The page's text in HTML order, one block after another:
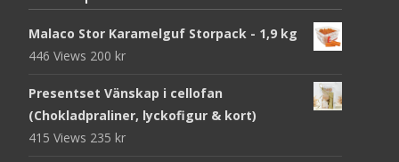
Malaco Stor Karamelguf Storpack - 1,9 kg
446 Views 200 kr
Presentset Vänskap i cellofan
(Chokladpraliner, lyckofigur & kort)
415 Views 235 kr